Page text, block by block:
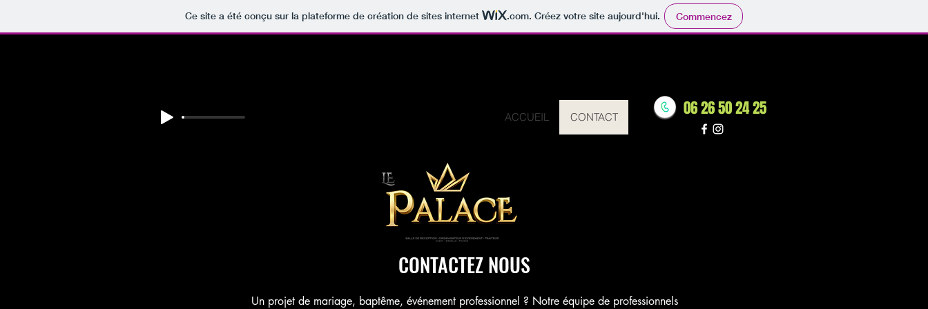
Ce site a été conçu sur la plateforme de création de sites internet .com. Créez votre site aujourd'hui. Commencez
ACCUEIL CONTACT 06 26 50 24 25
CONTACTEZ NOUS
Un projet de mariage, baptême, événement professionnel ? Notre équipe de professionnels